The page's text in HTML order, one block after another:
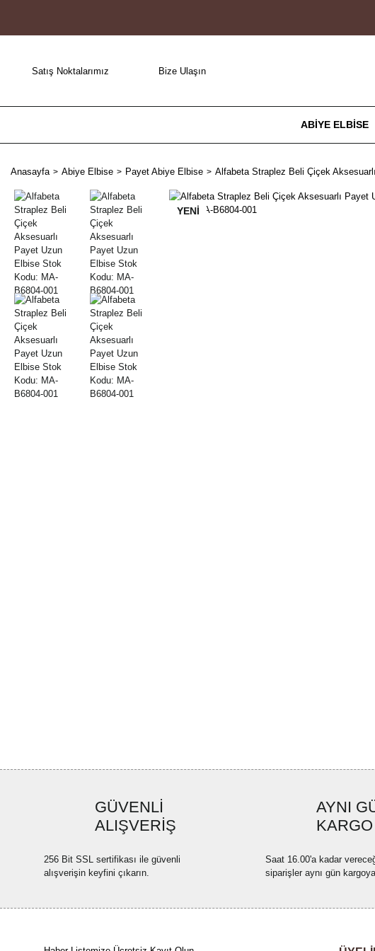
Satış Noktalarımız Bize Ulaşın
ABIYE ELBISE
Anasayfa Abiye Elbise Payet Abiye Elbise Alfabeta Straplez Beli Çiçek
YENİ
GÜVENLİ
ALIŞVERİŞ
256 Bit SSL sertifikası ile güvenli
alışverişin keyfini çıkarın.
AYNI
KARGO
Saat 16.00'a kadar
siparişler aynı gün